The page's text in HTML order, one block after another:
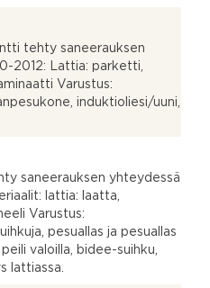
tehty saneerauksen
2012: Lattia: parketti,
Varustus:
induktioliesi/uuni,
saneerauksen yhteydessä
lattia: laatta,
Varustus:
pesuallas ja pesuallas
valoilla, bidee-suihku,
lattiassa.